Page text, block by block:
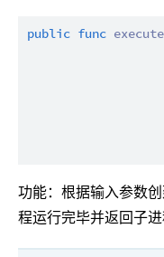
public func execute
功能：根据输入参数
程运行完毕并返回子进